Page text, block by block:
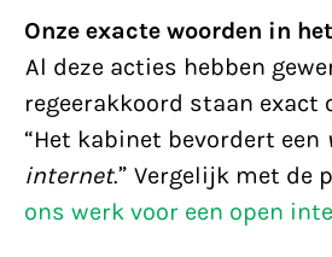
Onze exacte woorden in
Al deze acties hebben
regeerakkoord staan exact
“Het kabinet bevordert een
internet.” Vergelijk met de
ons werk voor een open